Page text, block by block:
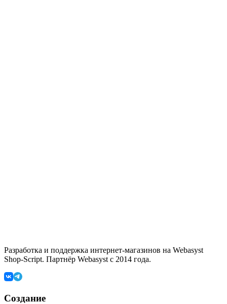
Разработка и поддержка интернет-магазинов на Webasyst
Shop-Script. Партнёр Webasyst с 2014 года.
Создание